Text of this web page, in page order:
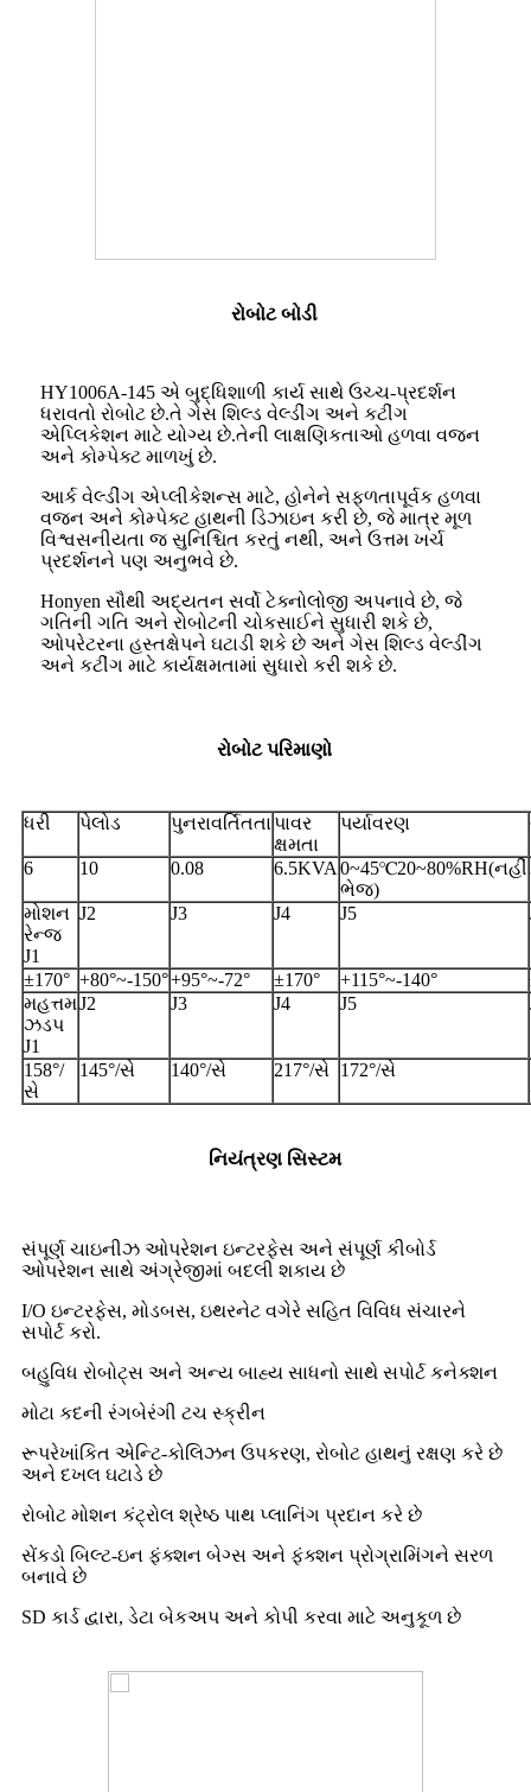
રોબોટ બોડી
HY1006A-145 એ બુદ્ધિશાળી કાર્ય સાથે ઉચ્ચ-પ્રદર્શન
ધરાવતો રોબોટ છે.તે ગેસ શિલ્ડ વેલ્ડીંગ અને કટીંગ
એપ્લિકેશન માટે યોગ્ય છે.તેની લાક્ષણિકતાઓ હળવા વજન
અને કોમ્પેક્ટ માળખું છે.
આર્ક વેલ્ડીંગ એપ્લીકેશન્સ માટે, હોનેને સફળતાપૂર્વક હળવા
વજન અને કોમ્પેક્ટ હાથની ડિઝાઇન કરી છે, જે માત્ર મૂળ
વિશ્વસનીયતા જ સુનિશ્ચિત કરતું નથી, અને ઉત્તમ ખર્ચ
પ્રદર્શનને પણ અનુભવે છે.
Honyen સૌથી અદ્યતન સર્વો ટેક્નોલોજી અપનાવે છે, જે
ગતિની ગતિ અને રોબોટની ચોકસાઈને સુધારી શકે છે,
ઓપરેટરના હસ્તક્ષેપને ઘટાડી શકે છે અને ગેસ શિલ્ડ વેલ્ડીંગ
અને કટીંગ માટે કાર્યક્ષમતામાં સુધારો કરી શકે છે.
રોબોટ પરિમાણો
ધરી પેલોડ પુનરાવર્તિતતાપાવર
ક્ષમતા
પર્યાવરણ
6 10 0.08 6.5KVA 0~45℃20~80%RH(નહીં
ભેજ)
મોશન
રેન્જ
J1
J2 J3 J4 J5
±170° +80°~-150°+95°~-72° ±170° +115°~-140°
મહત્તમ
ઝડપ
J1
J2 J3 J4 J5
158°/
સે
145°/સે 140°/સે 217°/સે 172°/સે
નિયંત્રણ સિસ્ટમ
સંપૂર્ણ ચાઇનીઝ ઓપરેશન ઇન્ટરફેસ અને સંપૂર્ણ કીબોર્ડ
ઓપરેશન સાથે અંગ્રેજીમાં બદલી શકાય છે
I/O ઇન્ટરફેસ, મોડબસ, ઇથરનેટ વગેરે સહિત વિવિધ સંચારને
સપોર્ટ કરો.
બહુવિધ રોબોટ્સ અને અન્ય બાહ્ય સાધનો સાથે સપોર્ટ કનેક્શન
મોટા કદની રંગબેરંગી ટચ સ્ક્રીન
રૂપરેખાંકિત એન્ટિ-કોલિઝન ઉપકરણ, રોબોટ હાથનું રક્ષણ કરે છે
અને દખલ ઘટાડે છે
રોબોટ મોશન કંટ્રોલ શ્રેષ્ઠ પાથ પ્લાનિંગ પ્રદાન કરે છે
સેંકડો બિલ્ટ-ઇન ફંક્શન બેગ્સ અને ફંક્શન પ્રોગ્રામિંગને સરળ
બનાવે છે
SD કાર્ડ દ્વારા, ડેટા બેકઅપ અને કોપી કરવા માટે અનુકૂળ છે